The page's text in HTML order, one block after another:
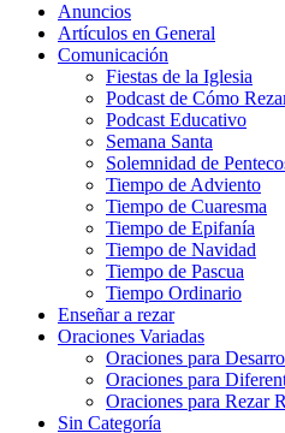
Anuncios
Artículos en General
Comunicación
Fiestas de la Iglesia
Podcast de Cómo
Podcast Educativo
Semana Santa
Solemnidad de
Tiempo de Adviento
Tiempo de Cuaresma
Tiempo de Epifanía
Tiempo de Navidad
Tiempo de Pascua
Tiempo Ordinario
Enseñar a rezar
Oraciones Variadas
Oraciones para
Oraciones para
Oraciones para Rezar
Sin Categoría